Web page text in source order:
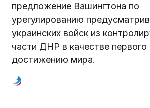
предложение Вашингтона по
урегулированию
украинских войск из
части ДНР в качестве первого
достижению мира.